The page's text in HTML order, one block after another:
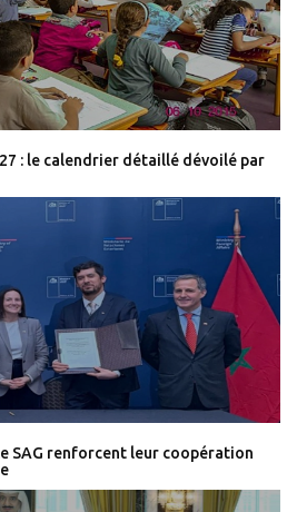
: le calendrier détaillé dévoilé par
SAG renforcent leur coopération